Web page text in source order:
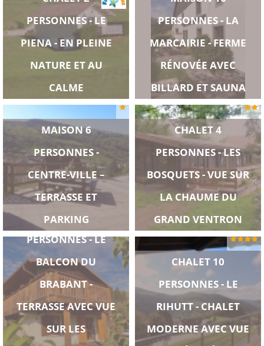
PERSONNES - LE
PIENA - EN PLEINE
NATURE ET AU
CALME
PERSONNES - LA
MARCAIRIE - FERME
RÉNOVÉE AVEC
BILLARD ET SAUNA
MAISON 6
PERSONNES -
CENTRE-VILLE –
TERRASSE ET
PARKING
CHALET 4
PERSONNES - LES
BOSQUETS - VUE SUR
LA CHAUME DU
GRAND VENTRON
CHALET 6
PERSONNES - LE
BALCON DU
BRABANT -
TERRASSE AVEC VUE
SUR LES
CHALET 10
PERSONNES - LE
RIHUTT - CHALET
MODERNE AVEC VUE